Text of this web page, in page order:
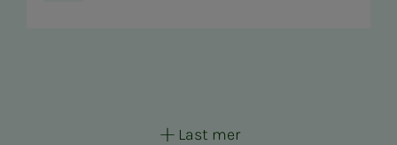
Last mer